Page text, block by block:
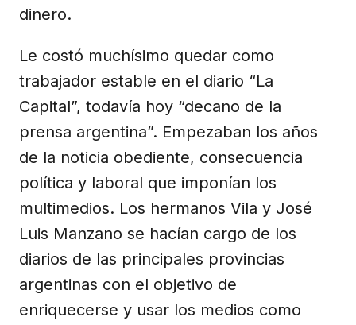
dinero.
Le costó muchísimo quedar como
trabajador estable en el diario “La
Capital”, todavía hoy “decano de la
prensa argentina”. Empezaban los años
de la noticia obediente, consecuencia
política y laboral que imponían los
multimedios. Los hermanos Vila y José
Luis Manzano se hacían cargo de los
diarios de las principales provincias
argentinas con el objetivo de
enriquecerse y usar los medios como